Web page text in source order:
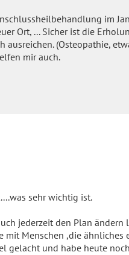
im
Ort, ... Sicher ist die
(Osteopathie,
mir auch.
sehr wichtig ist.
jederzeit den Plan ändern
mit Menschen ,die
gelacht und habe heute